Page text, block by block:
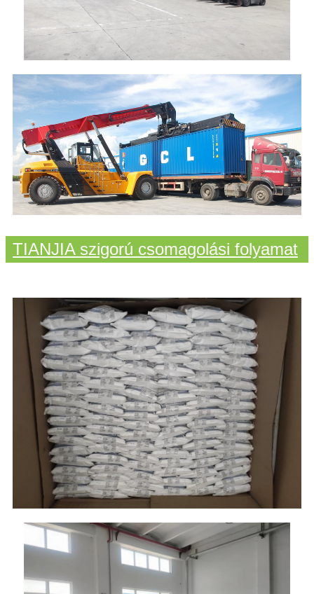
TIANJIA szigorú csomagolási folyamat